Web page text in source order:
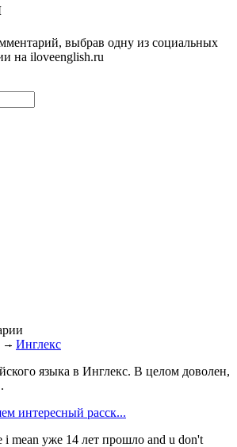
выбрав одну из социальных
на iloveenglish.ru
Инглекс
языка в Инглекс. В целом доволен,
интересный расск...
i mean уже 14 лет прошло and u don't